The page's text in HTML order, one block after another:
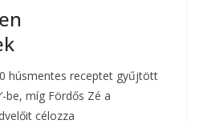
húsmentes receptet gyűjtött
be, míg Fördős Zé a
célozza